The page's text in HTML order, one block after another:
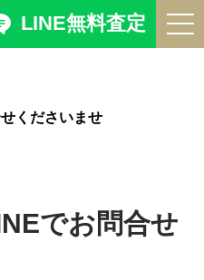
LINE無料査定
くださいませ
でお問合せ